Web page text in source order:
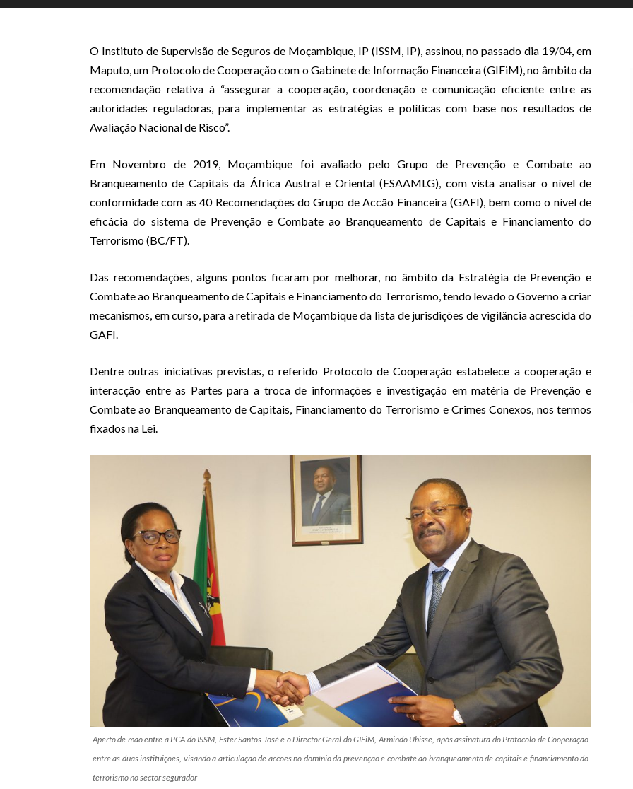
O Instituto de Supervisão de Seguros de Moçambique, IP (ISSM, IP), assinou, no passado dia 19/04, em
Maputo, um Protocolo de Cooperação com o Gabinete de Informação Financeira (GIFiM), no âmbito da
recomendação relativa à “assegurar a cooperação, coordenação e comunicação eficiente entre as
autoridades reguladoras, para implementar as estratégias e políticas com base nos resultados de
Avaliação Nacional de Risco”.
Em Novembro de 2019, Moçambique foi avaliado pelo Grupo de Prevenção e Combate ao
Branqueamento de Capitais da África Austral e Oriental (ESAAMLG), com vista analisar o nível de
conformidade com as 40 Recomendações do Grupo de Accão Financeira (GAFI), bem como o nível de
eficácia do sistema de Prevenção e Combate ao Branqueamento de Capitais e Financiamento do
Terrorismo (BC/FT).
Das recomendações, alguns pontos ficaram por melhorar, no âmbito da Estratégia de Prevenção e
Combate ao Branqueamento de Capitais e Financiamento do Terrorismo, tendo levado o Governo a criar
mecanismos, em curso, para a retirada de Moçambique da lista de jurisdições de vigilância acrescida do
GAFI.
Dentre outras iniciativas previstas, o referido Protocolo de Cooperação estabelece a cooperação e
interacção entre as Partes para a troca de informações e investigação em matéria de Prevenção e
Combate ao Branqueamento de Capitais, Financiamento do Terrorismo e Crimes Conexos, nos termos
fixados na Lei.
Aperto de mão entre a PCA do ISSM, Ester Santos José e o Director Geral do GIFiM, Armindo Ubisse, após assinatura do Protocolo de Cooperação
entre as duas instituições, visando a articulação de accoes no domínio da prevenção e combate ao branqueamento de capitais e financiamento do
terrorismo no sector segurador